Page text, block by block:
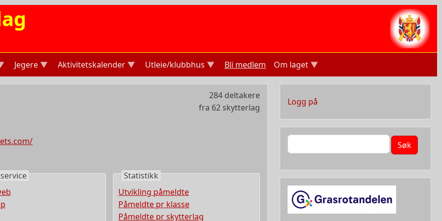
Jegere Aktivitetskalender Utleie/klubbhus Bli medlem Om laget
284 deltakere
fra 62 skytterlag
Statistikk
Utvikling påmeldte
Påmeldte pr klasse
Påmeldte pr skytterlag
User account menu
Logg på
Søk